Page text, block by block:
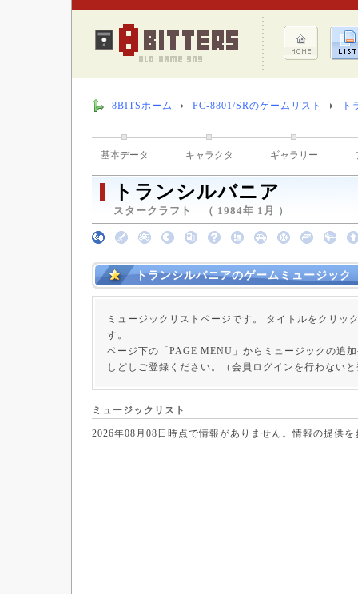
8BITSホーム PC-8801/SRのゲームリスト ト
基本データ キャラクタ ギャラリー
トランシルバニア
スタークラフト （ 1984年 1月 ）
トランシルバニアのゲームミュージック
ミュージックリストページです。 タイトルをクリッ
す。
ページ下の「PAGE MENU」からミュージックの追
しどしご登録ください。（会員ログインを行わない
ミュージックリスト
2026年08月08日時点で情報がありません。情報の提供